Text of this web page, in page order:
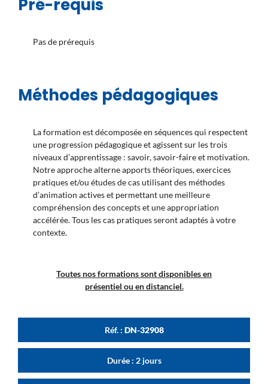
Pré-requis
Pas de prérequis
Méthodes pédagogiques
La formation est décomposée en séquences qui respectent
une progression pédagogique et agissent sur les trois
niveaux d’apprentissage : savoir, savoir-faire et motivation.
Notre approche alterne apports théoriques, exercices
pratiques et/ou études de cas utilisant des méthodes
d’animation actives et permettant une meilleure
compréhension des concepts et une appropriation
accélérée. Tous les cas pratiques seront adaptés à votre
contexte.
Toutes nos formations sont disponibles en
présentiel ou en distanciel.
Réf. : DN-32908
Durée : 2 jours